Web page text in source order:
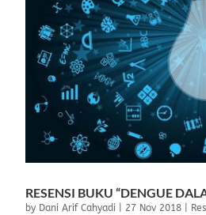
RESENSI BUKU “DENGUE
by Dani Arif Cahyadi 27 Nov 2018